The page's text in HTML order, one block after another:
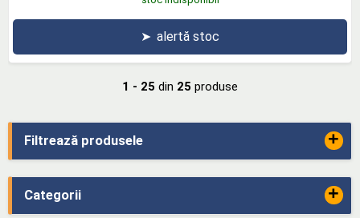
Filtrează produsele +
Categorii +
➤ alertă stoc
1 - 25 din 25 produse